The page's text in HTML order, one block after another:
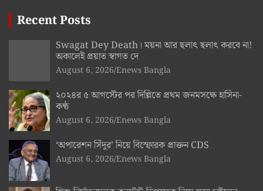
Recent Posts
Swagat Dey Death। ময়না আর ছলাৎ ছলাৎ করবে না!
অকালেই প্রয়াত স্বাগত দে
August 6, 2026 Enews Bangla
২০২৪র ৫ আগস্টের পর দিল্লিতে প্রথম জনমসক্ষে হাসিনা-
কণ্ঠ
August 6, 2026 Enews Bangla
‘অপারেশন সিঁদুর’ নিয়ে বিস্ফোরক প্রাক্তন CDS
August 6, 2026 Enews Bangla